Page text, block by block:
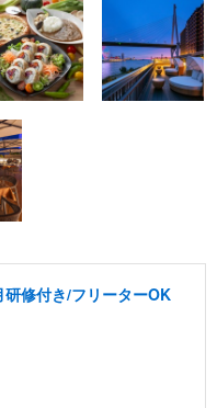
修付き/フリーターOK